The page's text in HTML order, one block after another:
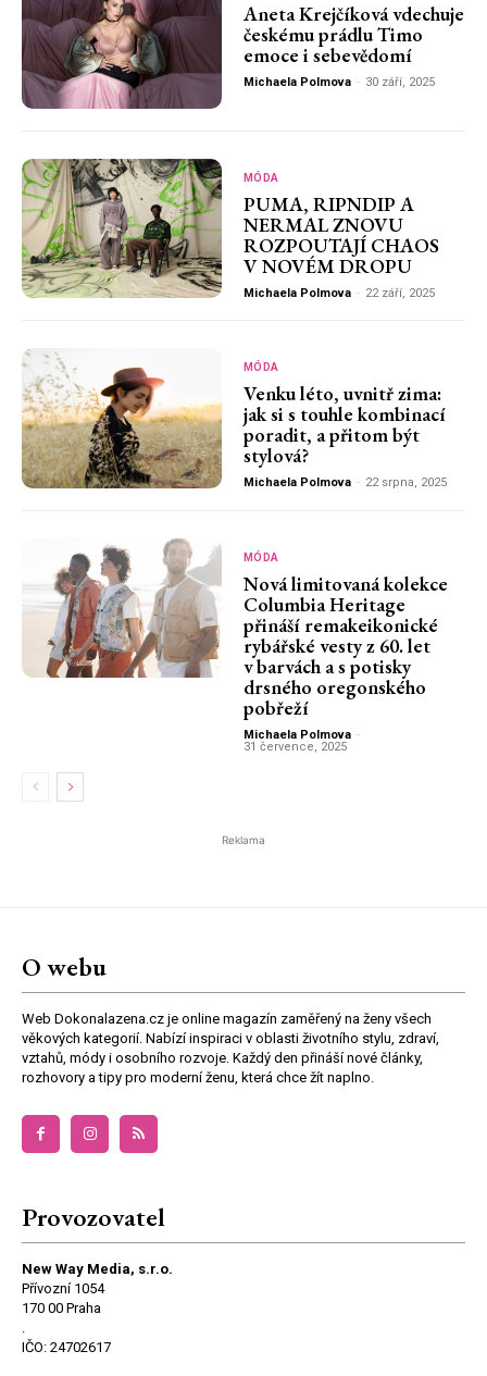
Aneta Krejčíková vdechuje
českému prádlu Timo
emoce i sebevědomí
Michaela Polmova - 30 září, 2025
MÓDA
PUMA, RIPNDIP A
NERMAL ZNOVU
ROZPOUTAJÍ CHAOS
V NOVÉM DROPU
Michaela Polmova - 22 září, 2025
MÓDA
Venku léto, uvnitř zima:
jak si s touhle kombinací
poradit, a přitom být
stylová?
Michaela Polmova - 22 srpna, 2025
MÓDA
Nová limitovaná kolekce
Columbia Heritage
přináší remakeikonické
rybářské vesty z 60. let
v barvách a s potisky
drsného oregonského
pobřeží
Michaela Polmova -
31 července, 2025
Reklama
O webu
Web Dokonalazena.cz je online magazín zaměřený na ženy všech
věkových kategorií. Nabízí inspiraci v oblasti životního stylu, zdraví,
vztahů, módy i osobního rozvoje. Každý den přináší nové články,
rozhovory a tipy pro moderní ženu, která chce žít naplno.
Provozovatel
New Way Media, s.r.o.
Přívozní 1054
170 00 Praha
IČO: 24702617